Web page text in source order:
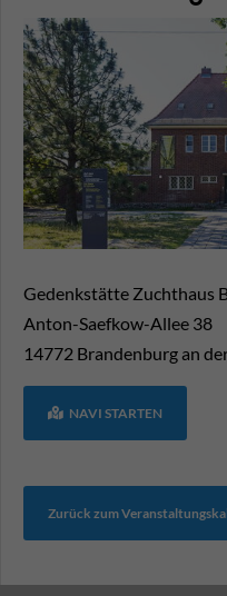
Gedenkstätte Zuchthaus
Anton-Saefkow-Allee 38
14772 Brandenburg an
NAVI STARTEN
Zurück zum